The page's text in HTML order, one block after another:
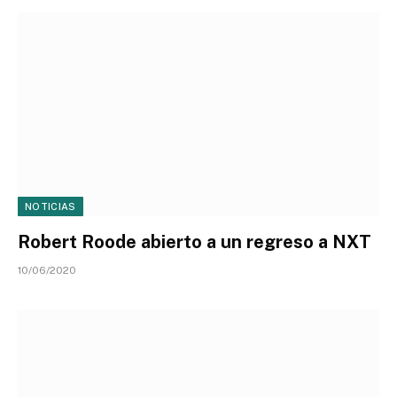
NOTICIAS
Robert Roode abierto a un regreso a NXT
10/06/2020